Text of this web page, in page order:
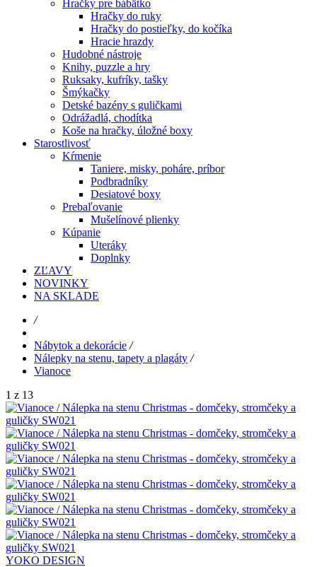
Hračky pre bábätko
Hračky do ruky
Hračky do postieľky, do kočíka
Hracie hrazdy
Hudobné nástroje
Knihy, puzzle a hry
Ruksaky, kufríky, tašky
Šmýkačky
Detské bazény s guličkami
Odrážadlá, chodítka
Koše na hračky, úložné boxy
Starostlivosť
Kŕmenie
Taniere, misky, poháre, príbor
Podbradníky
Desiatové boxy
Prebaľovanie
Mušelínové plienky
Kúpanie
Uteráky
Doplnky
ZĽAVY
NOVINKY
NA SKLADE
/
Nábytok a dekorácie /
Nálepky na stenu, tapety a plagáty /
Vianoce
1 z 13
YOKO DESIGN